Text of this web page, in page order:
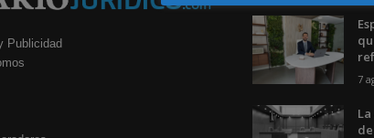
Publicidad
7